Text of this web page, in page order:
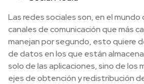
Las redes sociales son, en el mundo
canales de comunicación que más
manejan por segundo, esto quiere
de datos en los que están
solo de las aplicaciones, sino de los
ejes de obtención y redistribución